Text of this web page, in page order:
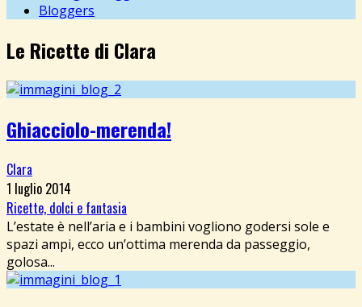
Bloggers
Le Ricette di Clara
Ghiacciolo-merenda!
Clara
1 luglio 2014
Ricette, dolci e fantasia
L’estate è nell’aria e i bambini vogliono godersi sole e
spazi ampi, ecco un’ottima merenda da passeggio,
golosa...